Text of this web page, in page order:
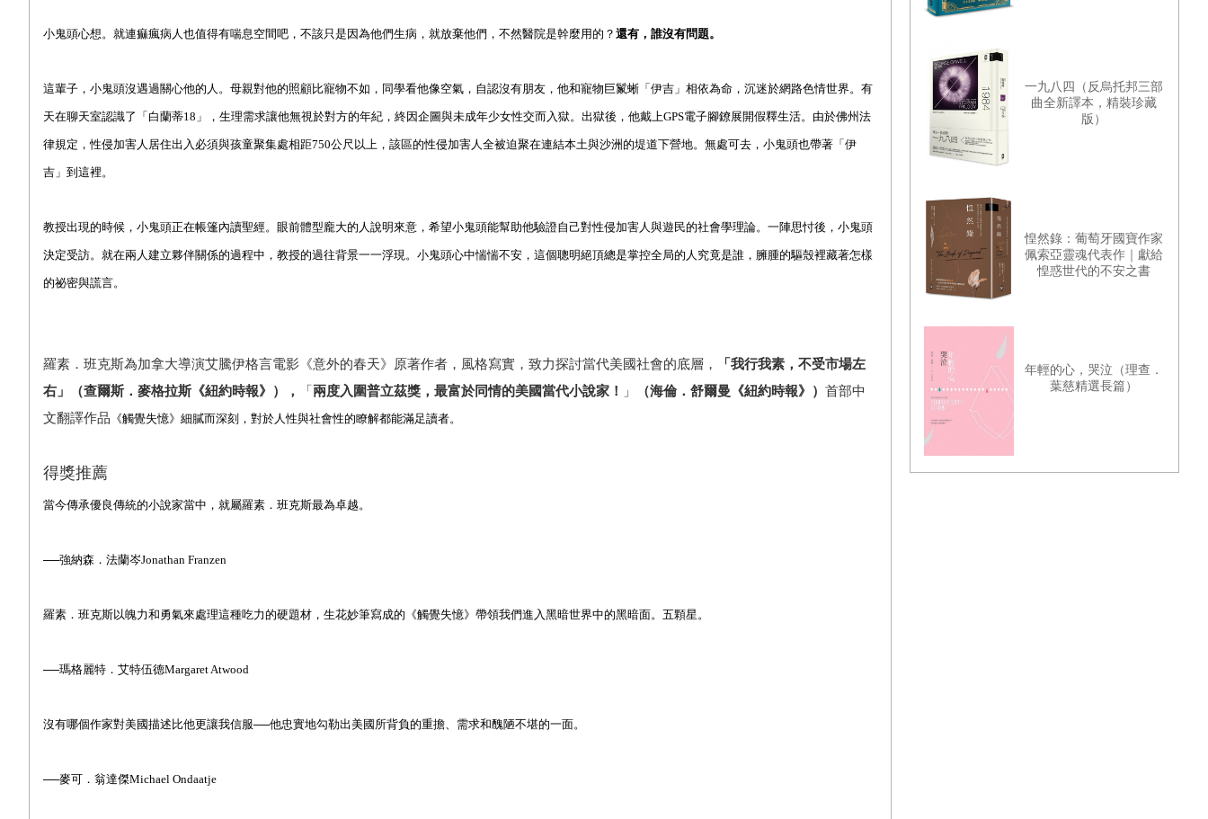
小鬼頭心想。就連痲瘋病人也值得有喘息空間吧，不該只是因為他們生病，就放棄他們，不然醫院是幹麼用的？ 還有，誰沒有問題。
這輩子，小鬼頭沒遇過關心他的人。母親對他的照顧比寵物不如，同學看他像空氣，自認沒有朋友，他和寵物巨鬣蜥「伊吉」相依為命，沉迷於網路色情世界。有
天在聊天室認識了「白蘭蒂18」，生理需求讓他無視於對方的年紀，終因企圖與未成年少女性交而入獄。出獄後，他戴上GPS電子腳鐐展開假釋生活。由於佛州法
律規定，性侵加害人居住出入必須與孩童聚集處相距750公尺以上，該區的性侵加害人全被迫聚在連結本土與沙洲的堤道下營地。無處可去，小鬼頭也帶著「伊
吉」到這裡。
教授出現的時候，小鬼頭正在帳篷內讀聖經。眼前體型龐大的人說明來意，希望小鬼頭能幫助他驗證自己對性侵加害人與遊民的社會學理論。一陣思忖後，小鬼頭
決定受訪。就在兩人建立夥伴關係的過程中，教授的過往背景一一浮現。小鬼頭心中惴惴不安，這個聰明絕頂總是掌控全局的人究竟是誰，臃腫的驅殼裡藏著怎樣
的祕密與謊言。
羅素．班克斯為加拿大導演艾騰伊格言電影《意外的春天》原著作者，風格寫實，致力探討當代美國社會的底層， 「 我行我素，不受市場左
右」（查爾斯．麥格拉斯《紐約時報》），
「 兩度入圍普立茲獎，最富於同情的美國當代小說家！ 」 （海倫．舒爾曼《紐約時報》） 首部中
文翻譯作品 《觸覺失憶》細膩而深刻，對於人性與社會性的瞭解都能滿足讀者。
得獎推薦
當今傳承優良傳統的小說家當中，就屬羅素．班克斯最為卓越。
──強納森．法蘭岑Jonathan Franzen
羅素．班克斯以魄力和勇氣來處理這種吃力的硬題材，生花妙筆寫成的《觸覺失憶》帶領我們進入黑暗世界中的黑暗面。五顆星。
──瑪格麗特．艾特伍德Margaret Atwood
沒有哪個作家對美國描述比他更讓我信服──他忠實地勾勒出美國所背負的重擔、需求和醜陋不堪的一面。
──麥可．翁達傑Michael Ondaatje
一九八四（反烏托邦三部
曲全新譯本，精裝珍藏
版）
惶然錄：葡萄牙國寶作家
佩索亞靈魂代表作｜獻給
惶惑世代的不安之書
年輕的心，哭泣（理查．
葉慈精選長篇）